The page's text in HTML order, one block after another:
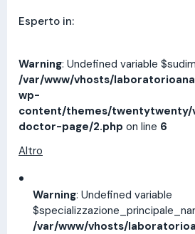
Esperto in:
Warning: Undefined variable
/var/www/vhosts/
wp-
content/themes/twentytwenty/
doctor-page/2.php on line 6
Altro
Warning: Undefined variable
/var/www/vhosts/